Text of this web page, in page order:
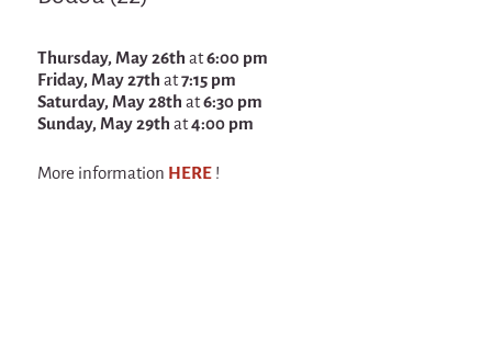
Sans-culotte
Sans-culotte
Espèce d'idiot
Thursday, May 26th at6:00 pm
Friday, May 27th at7:15 pm
Saturday, May 28th at6:30 pm
Sunday, May 29th at4:00 pm
More information HERE !